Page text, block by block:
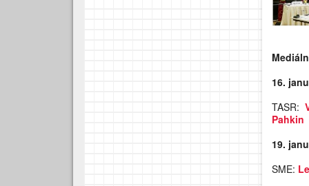
16.
TASR:
Pahkin
19.
SME: